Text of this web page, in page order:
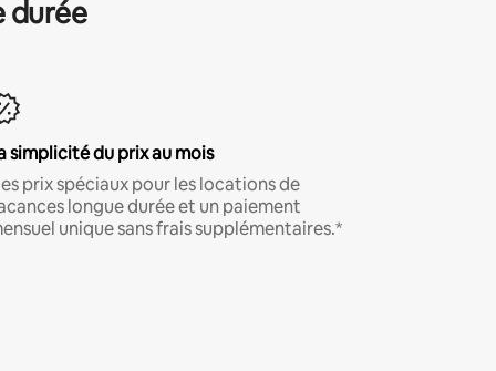
durée
simplicité du prix au mois
prix spéciaux pour les locations de
longue durée et un paiement
unique sans frais supplémentaires.*